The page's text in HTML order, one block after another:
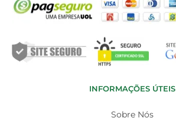
INFORMAÇÕES ÚTEIS
Sobre Nós